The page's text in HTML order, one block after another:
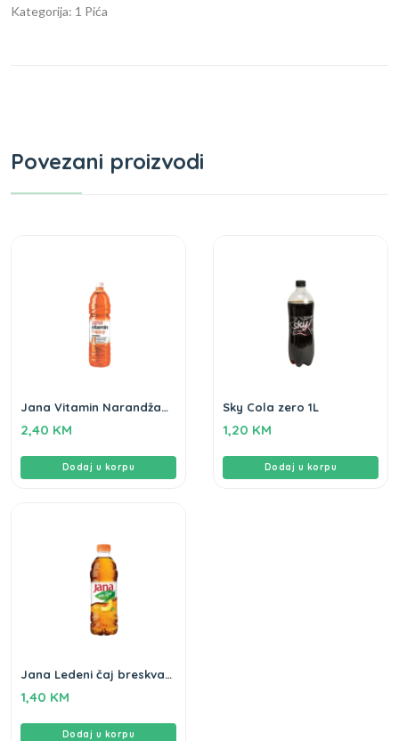
Kategorija: 1 Pića
Povezani proizvodi
Jana Vitamin Narandža
2,40 KM
Dodaj u korpu
Sky Cola zero 1L
1,20 KM
Dodaj u korpu
Jana Ledeni čaj breskva
1,40 KM
Dodaj u korpu